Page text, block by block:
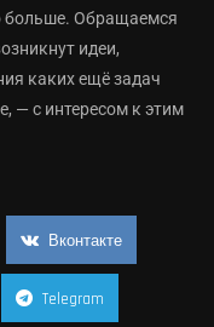
больше. Обращаемся
идеи,
каких ещё задач
— с интересом к этим
Вконтакте
Telegram